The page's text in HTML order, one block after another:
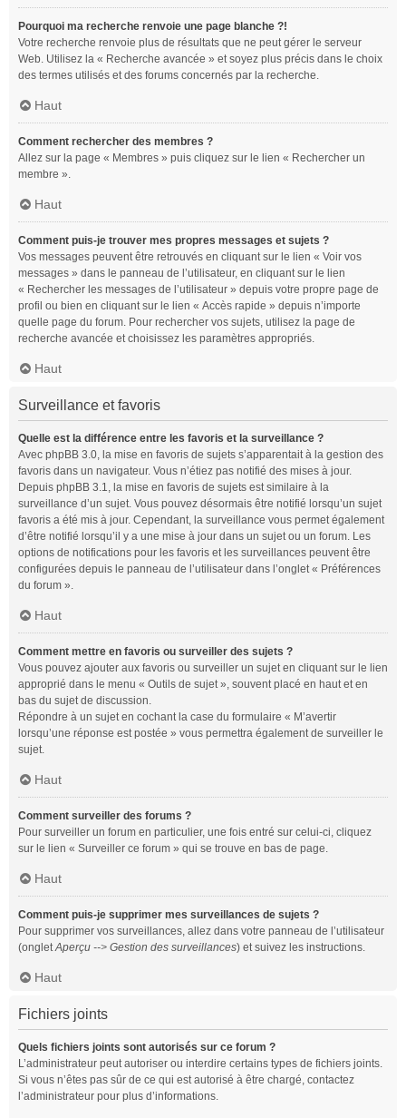
Pourquoi ma recherche renvoie une page blanche ?!
Votre recherche renvoie plus de résultats que ne peut gérer le serveur
Web. Utilisez la « Recherche avancée » et soyez plus précis dans le choix
des termes utilisés et des forums concernés par la recherche.
Haut
Comment rechercher des membres ?
Allez sur la page « Membres » puis cliquez sur le lien « Rechercher un
membre ».
Haut
Comment puis-je trouver mes propres messages et sujets ?
Vos messages peuvent être retrouvés en cliquant sur le lien « Voir vos
messages » dans le panneau de l’utilisateur, en cliquant sur le lien
« Rechercher les messages de l’utilisateur » depuis votre propre page de
profil ou bien en cliquant sur le lien « Accès rapide » depuis n’importe
quelle page du forum. Pour rechercher vos sujets, utilisez la page de
recherche avancée et choisissez les paramètres appropriés.
Haut
Surveillance et favoris
Quelle est la différence entre les favoris et la surveillance ?
Avec phpBB 3.0, la mise en favoris de sujets s’apparentait à la gestion des
favoris dans un navigateur. Vous n’étiez pas notifié des mises à jour.
Depuis phpBB 3.1, la mise en favoris de sujets est similaire à la
surveillance d’un sujet. Vous pouvez désormais être notifié lorsqu’un sujet
favoris a été mis à jour. Cependant, la surveillance vous permet également
d’être notifié lorsqu’il y a une mise à jour dans un sujet ou un forum. Les
options de notifications pour les favoris et les surveillances peuvent être
configurées depuis le panneau de l’utilisateur dans l’onglet « Préférences
du forum ».
Haut
Comment mettre en favoris ou surveiller des sujets ?
Vous pouvez ajouter aux favoris ou surveiller un sujet en cliquant sur le lien
approprié dans le menu « Outils de sujet », souvent placé en haut et en
bas du sujet de discussion.
Répondre à un sujet en cochant la case du formulaire « M’avertir
lorsqu’une réponse est postée » vous permettra également de surveiller le
sujet.
Haut
Comment surveiller des forums ?
Pour surveiller un forum en particulier, une fois entré sur celui-ci, cliquez
sur le lien « Surveiller ce forum » qui se trouve en bas de page.
Haut
Comment puis-je supprimer mes surveillances de sujets ?
Pour supprimer vos surveillances, allez dans votre panneau de l’utilisateur
(ongletAperçu --> Gestion des surveillances) et suivez les instructions.
Haut
Fichiers joints
Quels fichiers joints sont autorisés sur ce forum ?
L’administrateur peut autoriser ou interdire certains types de fichiers joints.
Si vous n’êtes pas sûr de ce qui est autorisé à être chargé, contactez
l’administrateur pour plus d’informations.